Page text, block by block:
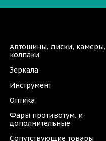
Автошины, диски, камеры,
колпаки
Зеркала
Инструмент
Оптика
Фары противотум. и
дополнительные
Сопутствующие товары